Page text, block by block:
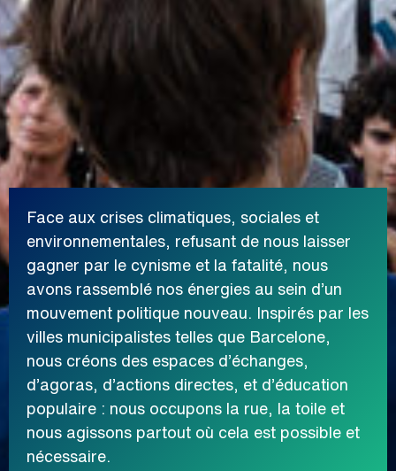
Face aux crises climatiques, sociales et
environnementales, refusant de nous laisser
gagner par le cynisme et la fatalité, nous
avons rassemblé nos énergies au sein d’un
mouvement politique nouveau. Inspirés par les
villes municipalistes telles que Barcelone,
nous créons des espaces d’échanges,
d’agoras, d’actions directes, et d’éducation
populaire : nous occupons la rue, la toile et
nous agissons partout où cela est possible et
nécessaire.